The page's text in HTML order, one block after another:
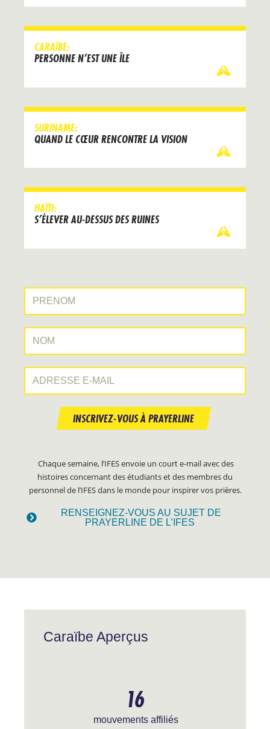
CARAÏBE:
PERSONNE N’EST UNE ÎLE
SURINAME:
QUAND LE CŒUR RENCONTRE LA VISION
HAÏTI:
S’ÉLEVER AU-DESSUS DES RUINES
Prénom:
Nom:
Adresse e-mail:
INSCRIVEZ-VOUS À PRAYERLINE
Chaque semaine, l’IFES envoie un court e-mail avec des
histoires concernant des étudiants et des membres du
personnel de l’IFES dans le monde pour inspirer vos prières.
RENSEIGNEZ-VOUS AU SUJET DE
PRAYERLINE DE L’IFES
Caraïbe Aperçus
16
mouvements affiliés